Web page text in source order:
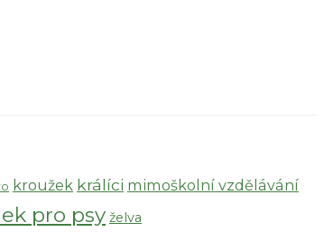
kroužek králíci mimoškolní vzdělávání
pro psy želva